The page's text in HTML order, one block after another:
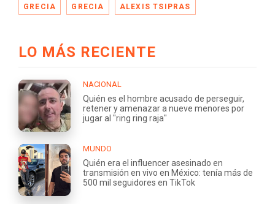
GRECIA GRECIA ALEXIS TSIPRAS
LO MÁS RECIENTE
NACIONAL
Quién es el hombre acusado de perseguir,
retener y amenazar a nueve menores por
jugar al "ring ring raja"
MUNDO
Quién era el influencer asesinado en
transmisión en vivo en México: tenía más de
500 mil seguidores en TikTok